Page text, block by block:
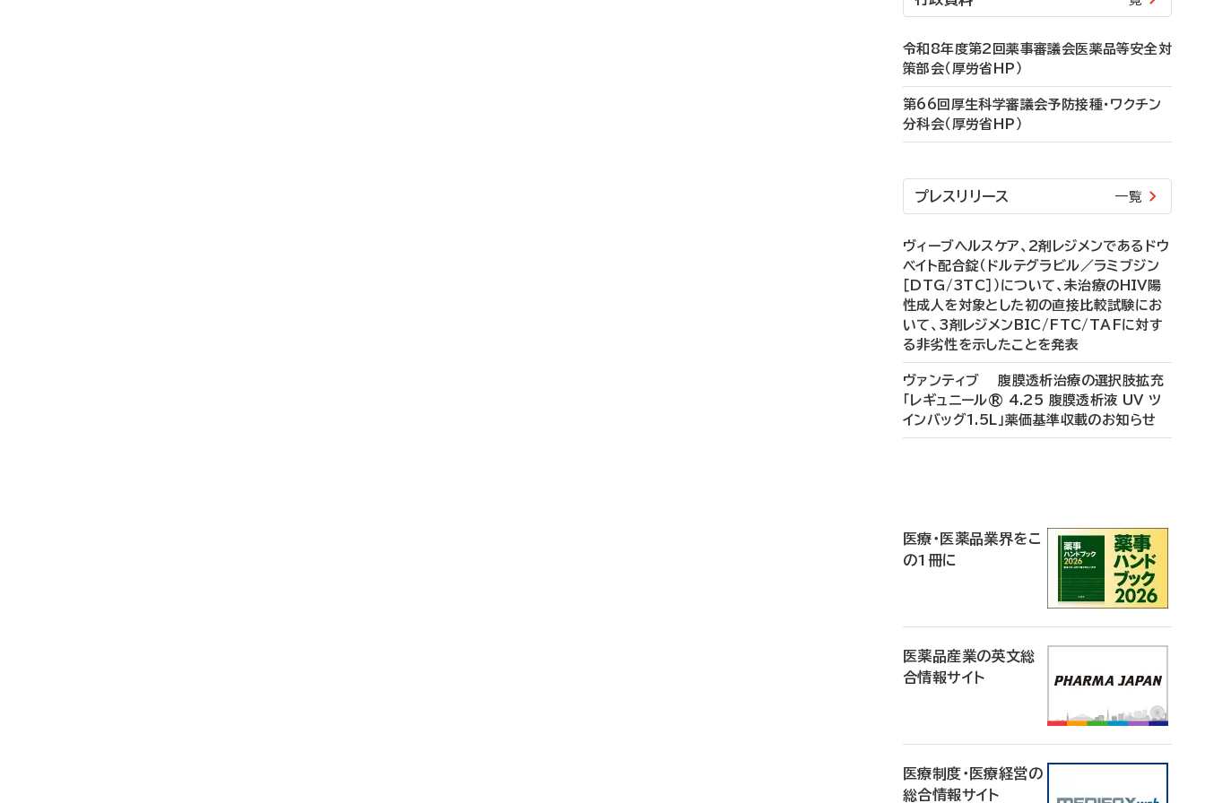
令和8年度第2回薬事審議会医薬品等安全対
策部会（厚労省HP）
第66回厚生科学審議会予防接種・ワクチン
分科会（厚労省HP）
プレスリリース 一覧
ヴィーブヘルスケア、2剤レジメンであるドウ
ベイト配合錠（ドルテグラビル／ラミブジン
［DTG/3TC］）について、未治療のHIV陽
性成人を対象とした初の直接比較試験にお
いて、3剤レジメンBIC/FTC/TAFに対す
る非劣性を示したことを発表
ヴァンティブ 腹膜透析治療の選択肢拡充
「レギュニール® 4.25 腹膜透析液 UV ツ
インバッグ1.5L」薬価基準収載のお知らせ
医療・医薬品業界をこ
の1冊に
医薬品産業の英文総
合情報サイト
医療制度・医療経営の
総合情報サイト